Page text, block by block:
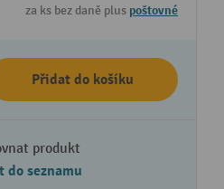
za ks bez daně plus poštovné
Přidat do košíku
produkt
do seznamu